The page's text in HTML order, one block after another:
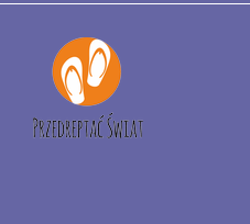
Przejdź
zawartości